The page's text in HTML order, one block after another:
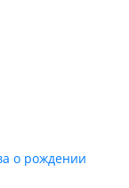
о рождении